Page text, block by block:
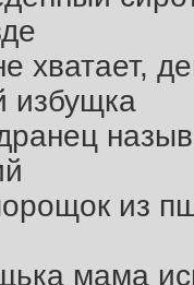
хватает,
избущка
из
мама